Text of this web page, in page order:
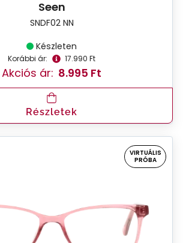
Seen
SNDF02 NN
Készleten
Korábbi ár: 17.990 Ft
Akciós ár: 8.995 Ft
Részletek
VIRTUÁLIS
PRÓBA